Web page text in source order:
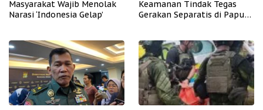
Masyarakat Wajib Menolak
Narasi ‘Indonesia Gelap’
Keamanan Tindak Tegas
Gerakan Separatis di Papua